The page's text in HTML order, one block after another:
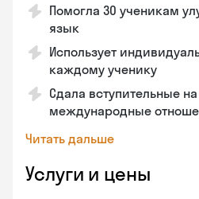
Помогла 30 ученикам
язык
Использует
каждому ученику
Сдала вступительные
международные
Читать дальше
Услуги и цены